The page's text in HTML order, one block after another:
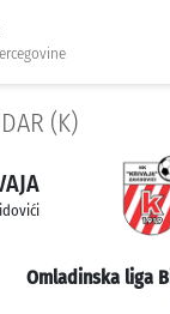
(K)
Omladinska liga